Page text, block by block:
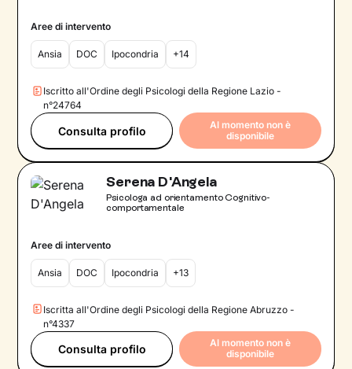
Aree di intervento
Ansia DOC Ipocondria +14
Iscritto all'Ordine degli Psicologi della Regione Lazio -
n°24764
Consulta profilo
Al momento non è
disponibile
Serena D'Angela
Psicologa ad orientamento Cognitivo-
comportamentale
Aree di intervento
Ansia DOC Ipocondria +13
Iscritta all'Ordine degli Psicologi della Regione Abruzzo -
n°4337
Consulta profilo
Al momento non è
disponibile